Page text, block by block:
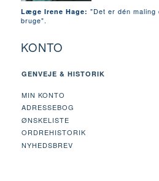
Læge Irene Hage: "Det er dén maling
bruge".
KONTO
GENVEJE & HISTORIK
MIN KONTO
ADRESSEBOG
ØNSKELISTE
ORDREHISTORIK
NYHEDSBREV